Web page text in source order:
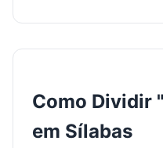
Como Dividir
em Sílabas